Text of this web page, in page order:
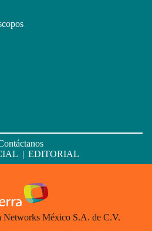
| EDITORIAL
Networks México S.A. de C.V.